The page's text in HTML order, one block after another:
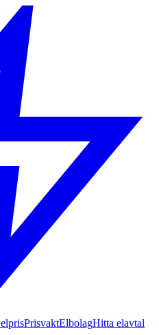
PrisvaktElbolagHitta elavtal